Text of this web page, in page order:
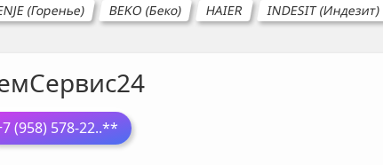
(Горенье) BEKO (Беко) HAIER INDESIT (Индезит)
(958) 578-22..**